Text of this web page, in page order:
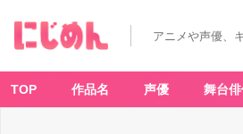
アニメや声優、
TOP 作品名 声優 舞台